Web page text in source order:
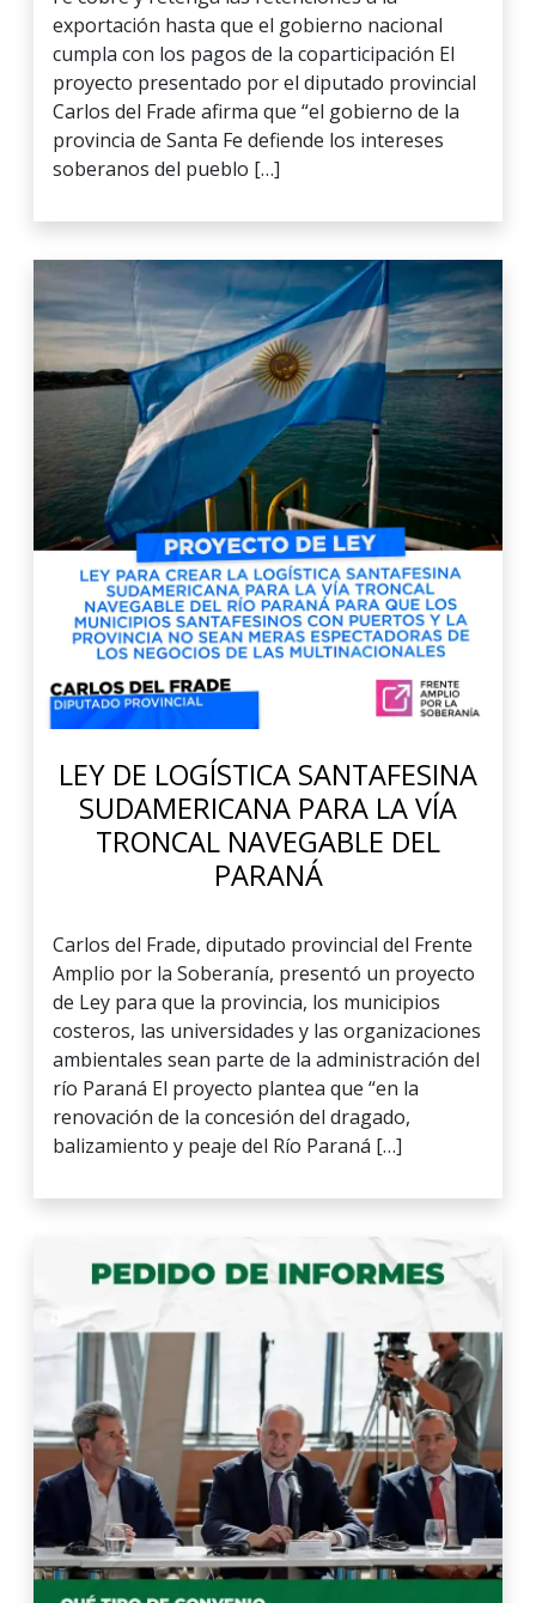
exportación hasta que el gobierno nacional
cumpla con los pagos de la coparticipación El
proyecto presentado por el diputado provincial
Carlos del Frade afirma que “el gobierno de la
provincia de Santa Fe defiende los intereses
soberanos del pueblo […]
LEY DE LOGÍSTICA SANTAFESINA
SUDAMERICANA PARA LA VÍA
TRONCAL NAVEGABLE DEL
PARANÁ
Carlos del Frade, diputado provincial del Frente
Amplio por la Soberanía, presentó un proyecto
de Ley para que la provincia, los municipios
costeros, las universidades y las organizaciones
ambientales sean parte de la administración del
río Paraná El proyecto plantea que “en la
renovación de la concesión del dragado,
balizamiento y peaje del Río Paraná […]